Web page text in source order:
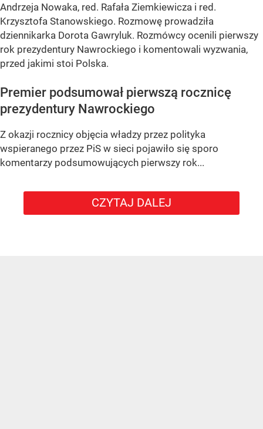
Andrzeja Nowaka, red. Rafała Ziemkiewicza i red.
Krzysztofa Stanowskiego. Rozmowę prowadziła
dziennikarka Dorota Gawryluk. Rozmówcy ocenili pierwszy
rok prezydentury Nawrockiego i komentowali wyzwania,
przed jakimi stoi Polska.
Premier podsumował pierwszą rocznicę
prezydentury Nawrockiego
Z okazji rocznicy objęcia władzy przez polityka
wspieranego przez PiS w sieci pojawiło się sporo
komentarzy podsumowujących pierwszy rok...
CZYTAJ DALEJ